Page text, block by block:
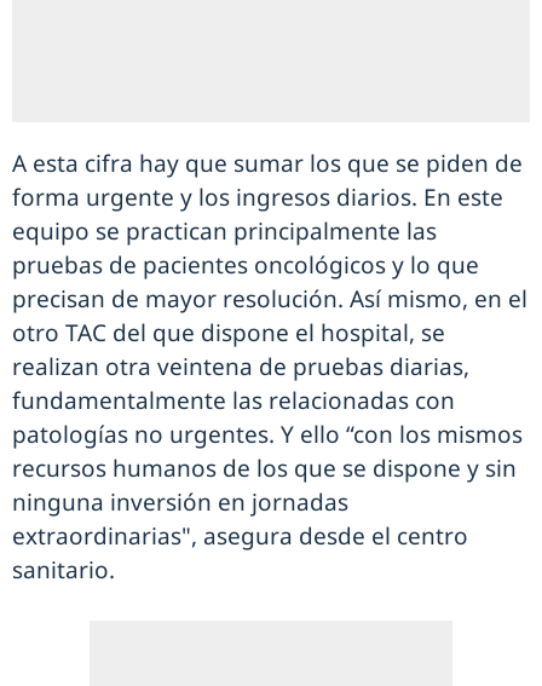
A esta cifra hay que sumar los que se piden de
forma urgente y los ingresos diarios. En este
equipo se practican principalmente las
pruebas de pacientes oncológicos y lo que
precisan de mayor resolución. Así mismo, en el
otro TAC del que dispone el hospital, se
realizan otra veintena de pruebas diarias,
fundamentalmente las relacionadas con
patologías no urgentes. Y ello “con los mismos
recursos humanos de los que se dispone y sin
ninguna inversión en jornadas
extraordinarias", asegura desde el centro
sanitario.